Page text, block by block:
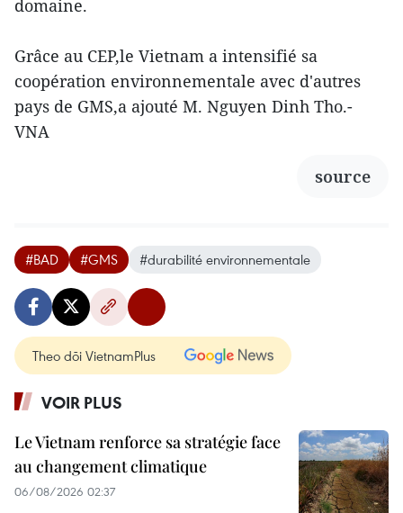
domaine.
Grâce au CEP,le Vietnam a intensifié sa
coopération environnementale avec d'autres
pays de GMS,a ajouté M. Nguyen Dinh Tho.-
VNA
source
#BAD #GMS #durabilité environnementale
Theo dõi VietnamPlus
VOIR PLUS
Le Vietnam renforce sa stratégie face
au changement climatique
06/08/2026 02:37